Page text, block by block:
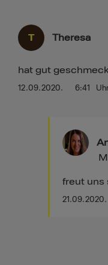
T Theresa
12.09.2020. 6:41
hat gut
21.09.2020.
freut uns